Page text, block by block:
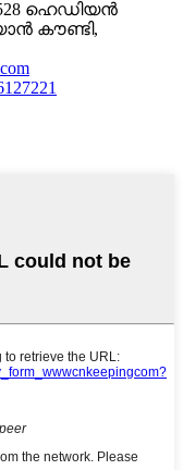
ഹെഡിയൻ
കൗണ്ടി,